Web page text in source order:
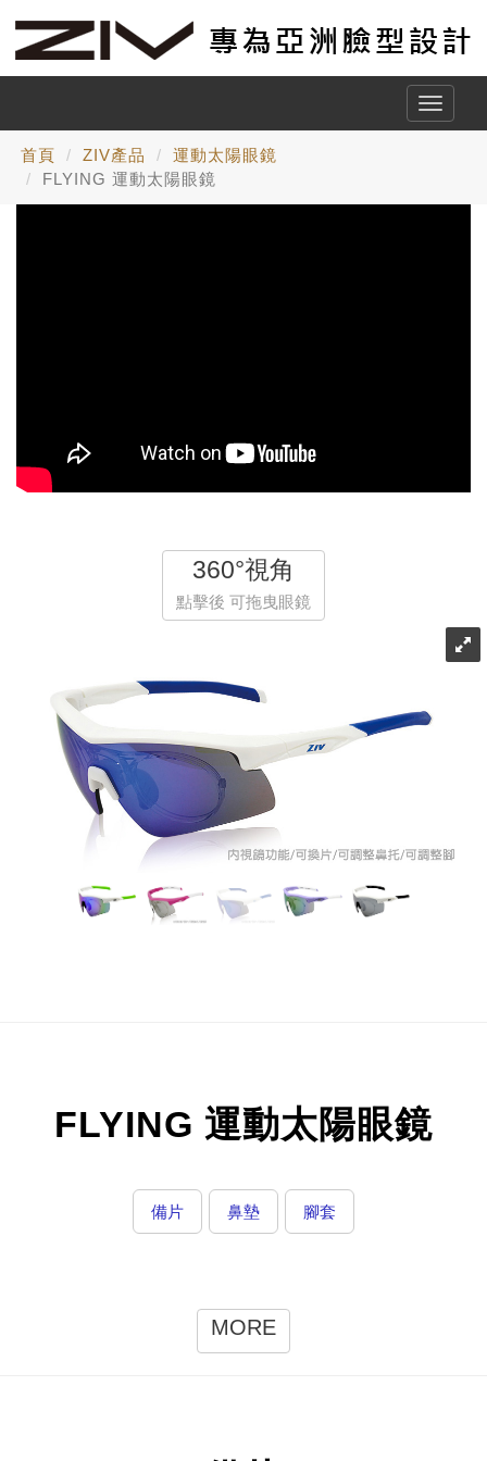
Toggle
首頁 ZIV產品
運動太陽眼鏡
FLYING 運動太陽眼鏡
360°視角
點擊後 可拖曳眼鏡
FLYING 運動太陽眼鏡
備片 鼻墊 腳套
MORE